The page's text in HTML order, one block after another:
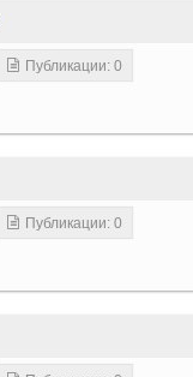
Публикации: 0
Публикации: 0